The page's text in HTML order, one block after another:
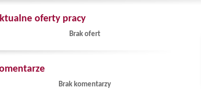
oferty pracy
Brak ofert
Brak komentarzy